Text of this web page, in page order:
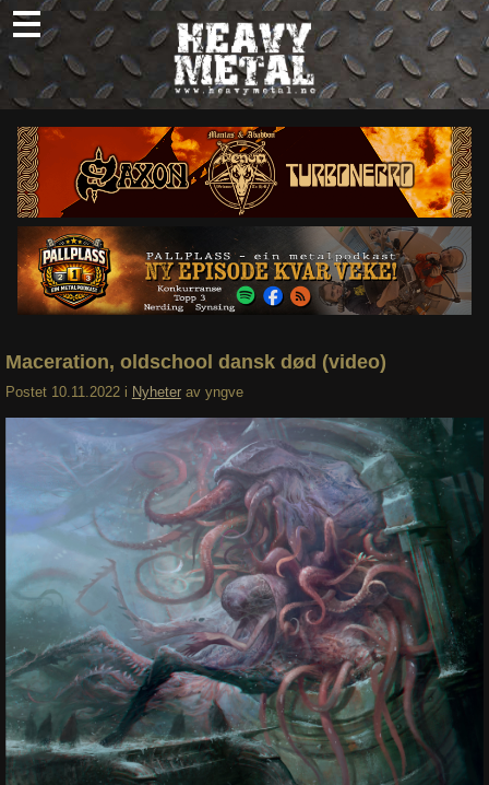
Skip
to
content
Nyheter
Omtaler
Intervjuer
Om oss
Abonner
Søk
Maceration, oldschool dansk død (video)
Postet 10.11.2022 i Nyheter av yngve